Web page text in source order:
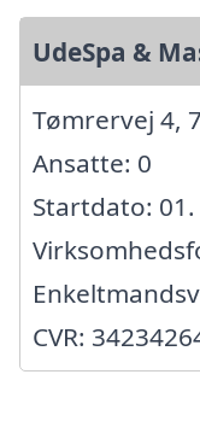
UdeSpa &
Tømrervej 4,
Ansatte: 0
Startdato:
CVR: